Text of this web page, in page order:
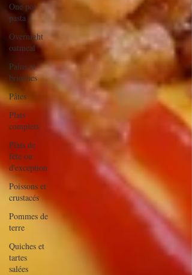
One pot
pasta
Overnight
oatmeal
Pains et
brioches
Pâtes
Plats
complets
Plats de
fête ou
d'exception
Poissons et
crustacés
Pommes de
terre
Quiches et
tartes
salées